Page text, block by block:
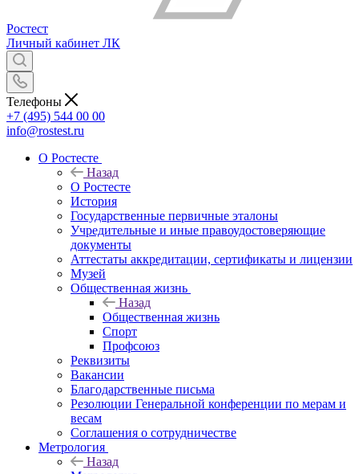
Ростест
Личный кабинет ЛК
Телефоны
+7 (495) 544 00 00
info@rostest.ru
О Ростесте
Назад
О Ростесте
История
Государственные первичные эталоны
Учредительные и иные правоудостоверяющие
документы
Аттестаты аккредитации, сертификаты и лицензии
Музей
Общественная жизнь
Назад
Общественная жизнь
Спорт
Профсоюз
Реквизиты
Вакансии
Благодарственные письма
Резолюции Генеральной конференции по мерам и
весам
Соглашения о сотрудничестве
Метрология
Назад